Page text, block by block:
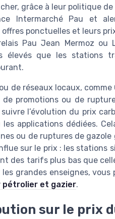
grâce à leur politique
Intermarché Pau et
ponctuelles et leurs
Pau Jean Mermoz ou
élevés que les stations
de réseaux locaux, comme
promotions ou de
l’évolution du prix
applications dédiées.
ou de ruptures de
sur le prix : les stations
des tarifs plus bas que
grandes enseignes, vous
pétrolier et gazier.
sur le prix